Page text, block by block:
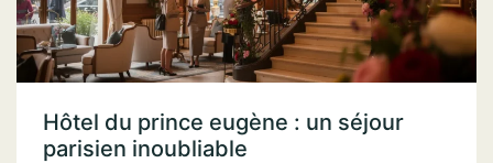
Hôtel du prince eugène : un séjour
parisien inoubliable